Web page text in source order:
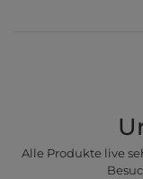
Alle Produkte live